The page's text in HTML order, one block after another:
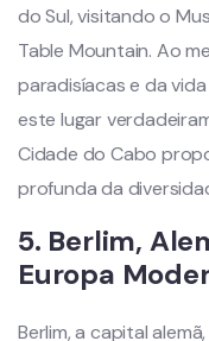
do Sul, visitando o
Table Mountain. Ao
paradisíacas e da
este lugar
Cidade do Cabo
profunda da
5. Berlim,
Europa
Berlim, a capital